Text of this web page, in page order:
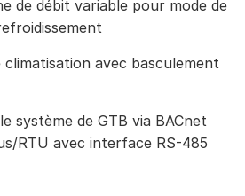
de débit variable pour mode de
avec basculement
système de GTB via BACnet
RTU avec interface RS-485